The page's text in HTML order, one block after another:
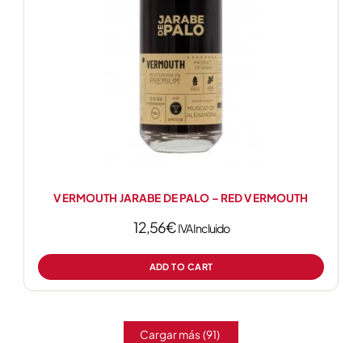
VERMOUTH JARABE DE PALO – RED VERMOUTH
12,56€IVA Incluido
ADD TO CART
Cargar más(91)